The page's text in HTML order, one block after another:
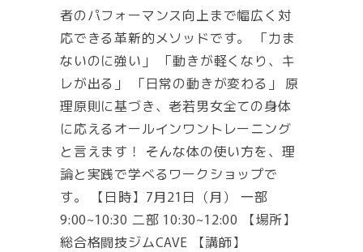
者のパフォーマンス向上まで幅広く対
応できる革新的メソッドです。 「力ま
ないのに強い」 「動きが軽くなり、キ
レが出る」 「日常の動きが変わる」 原
理原則に基づき、老若男女全ての身体
に応えるオールインワントレーニング
と言えます！ そんな体の使い方を、理
論と実践で学べるワークショップで
す。 【日時】7月21日（月） 一部
9:00~10:30 二部 10:30~12:00 【場所】
総合格闘技ジムCAVE 【講師】